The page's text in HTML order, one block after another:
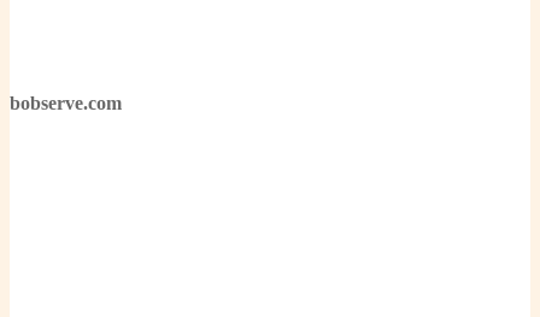
bobserve.com